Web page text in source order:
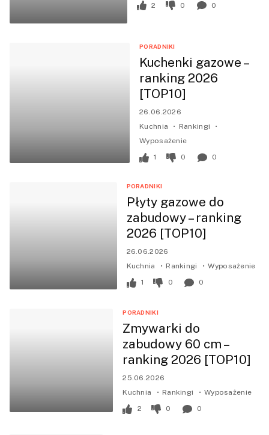
2
0 0
PORADNIKI
26.06.2026
Kuchenki gazowe –
ranking 2026
[TOP10]
Kuchnia
Rankingi
Wyposażenie
1
0 0
PORADNIKI
26.06.2026
Płyty gazowe do
zabudowy – ranking
2026 [TOP10]
Kuchnia Rankingi
Wyposażenie
1
0 0
PORADNIKI
25.06.2026
Zmywarki do
zabudowy 60 cm –
ranking 2026 [TOP10]
Kuchnia Rankingi
Wyposażenie
2
0 0